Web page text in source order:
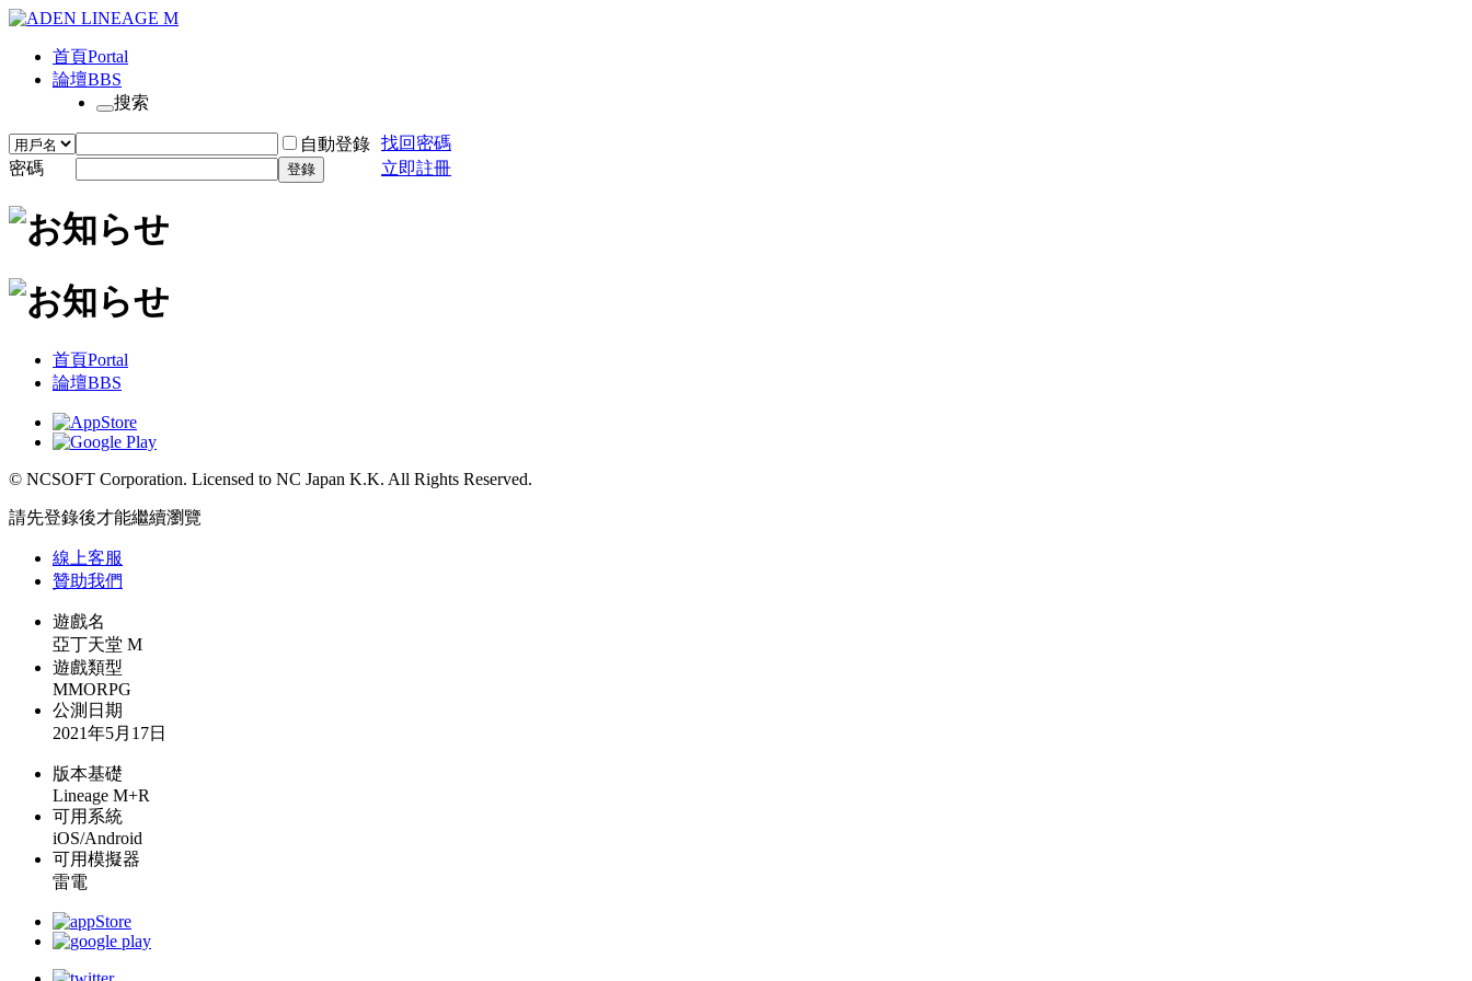
首頁Portal
論壇BBS
搜索
自動登錄 找回密碼
密碼
登錄 立即註冊
首頁Portal
論壇BBS
© NCSOFT Corporation. Licensed to NC Japan K.K. All Rights Reserved.
請先登錄後才能繼續瀏覽
線上客服
贊助我們
遊戲名
亞丁天堂 M
遊戲類型
MMORPG
公測日期
2021年5月17日
版本基礎
Lineage M+R
可用系統
iOS/Android
可用模擬器
雷電